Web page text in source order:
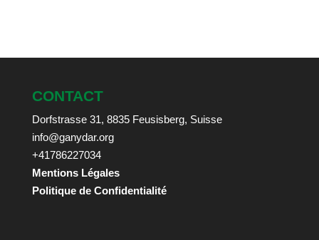
CONTACT
Dorfstrasse 31, 8835 Feusisberg, Suisse
info@ganydar.org
+41786227034
Mentions Légales
Politique de Confidentialité